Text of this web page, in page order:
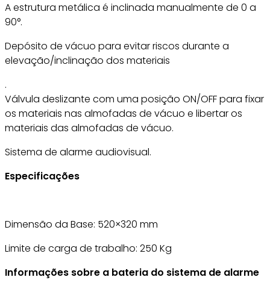
A estrutura metálica é inclinada manualmente de 0 a
90°.
Depósito de vácuo para evitar riscos durante a
elevação/inclinação dos materiais
.
Válvula deslizante com uma posição ON/OFF para fixar
os materiais nas almofadas de vácuo e libertar os
materiais das almofadas de vácuo.
Sistema de alarme audiovisual.
Especificações
Dimensão da Base: 520×320 mm
Limite de carga de trabalho: 250 Kg
Informações sobre a bateria do sistema de alarme